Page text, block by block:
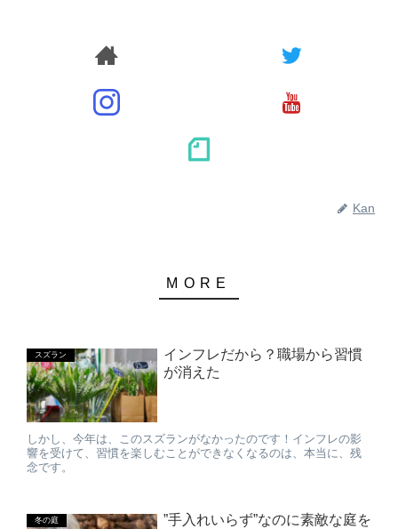
Kan
スズラン
インフレだから？職場から習慣
が消えた
しかし、今年は、このスズランがなかったのです！インフレの影
響を受けて、習慣を楽しむことができなくなるのは、本当に、残
念です。
冬の庭
”手入れいらず”なのに素敵な庭を